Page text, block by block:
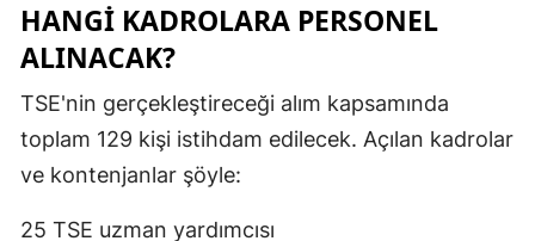
HANGİ KADROLARA PERSONEL
ALINACAK?
TSE'nin gerçekleştireceği alım kapsamında
toplam 129 kişi istihdam edilecek. Açılan kadrolar
ve kontenjanlar şöyle:
25 TSE uzman yardımcısı